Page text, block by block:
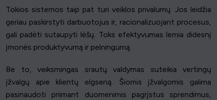
Tokios sistemos taip pat turi veiklos privalumų. Jos leidžia
geriau paskirstyti darbuotojus ir, racionalizuojant procesus,
gali padėti sutaupyti lėšų. Toks efektyvumas lemia didesnį
įmonės produktyvumą ir pelningumą.
Be to, veiksmingas srautų valdymas suteikia vertingų
įžvalgų apie klientų elgseną. Šiomis įžvalgomis galima
pasinaudoti priimant duomenimis pagrįstus sprendimus,